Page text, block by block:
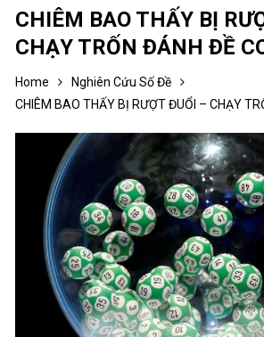
CHIÊM BAO THẤY BỊ
CHẠY TRỐN ĐÁNH ĐỀ
Home
Nghiên Cứu Số Đề
CHIÊM BAO THẤY BỊ RƯỢT ĐUỔI – CHẠY